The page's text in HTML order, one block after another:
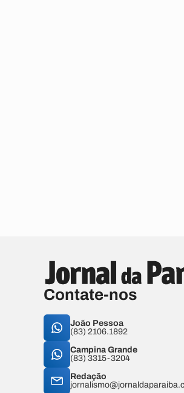
Contate-nos
João Pessoa
(83) 2106.1892
Campina Grande
(83) 3315-3204
Redação